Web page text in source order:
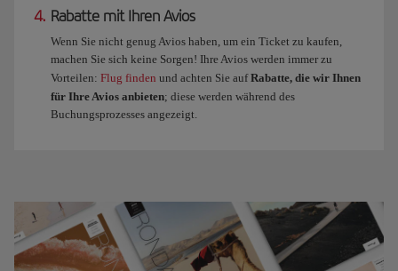
4. Rabatte mit Ihren Avios
Wenn Sie nicht genug Avios haben, um ein Ticket zu kaufen,
machen Sie sich keine Sorgen! Ihre Avios werden immer zu
Vorteilen: Flug finden und achten Sie aufRabatte, die wir Ihnen
für Ihre Avios anbieten; diese werden während des
Buchungsprozesses angezeigt.